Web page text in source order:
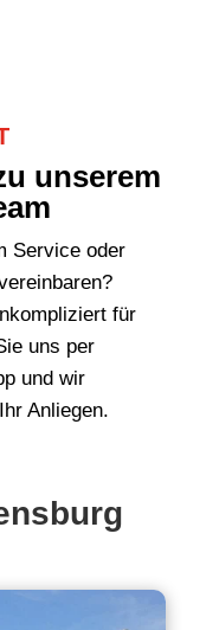
unserem
Service oder
für
uns per
und wir
Anliegen.